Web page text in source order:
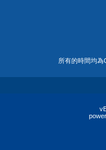
所有的時間均為